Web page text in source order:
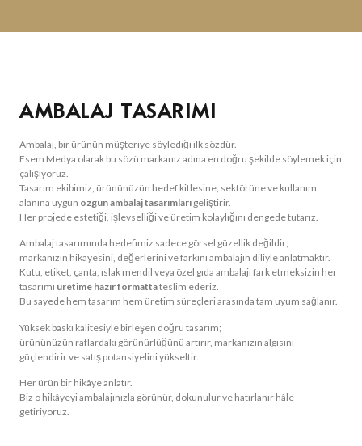
AMBALAJ TASARIMI
Ambalaj, bir ürünün müşteriye söylediği ilk sözdür.
Esem Medya olarak bu sözü markanız adına en doğru şekilde söylemek için
çalışıyoruz.
Tasarım ekibimiz, ürününüzün hedef kitlesine, sektörüne ve kullanım
alanına uygun özgün ambalaj tasarımları geliştirir.
Her projede estetiği, işlevselliği ve üretim kolaylığını dengede tutarız.
Ambalaj tasarımında hedefimiz sadece görsel güzellik değildir;
markanızın hikayesini, değerlerini ve farkını ambalajın diliyle anlatmaktır.
Kutu, etiket, çanta, ıslak mendil veya özel gıda ambalajı fark etmeksizin her
tasarımı üretime hazır formattateslim ederiz.
Bu sayede hem tasarım hem üretim süreçleri arasında tam uyum sağlanır.
Yüksek baskı kalitesiyle birleşen doğru tasarım;
ürününüzün raflardaki görünürlüğünü artırır, markanızın algısını
güçlendirir ve satış potansiyelini yükseltir.
Her ürün bir hikâye anlatır.
Biz o hikâyeyi ambalajınızla görünür, dokunulur ve hatırlanır hâle
getiriyoruz.